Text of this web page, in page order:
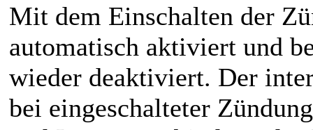
Mit dem Einschalten der
automatisch aktiviert und
wieder deaktiviert. Der
bei eingeschalteter